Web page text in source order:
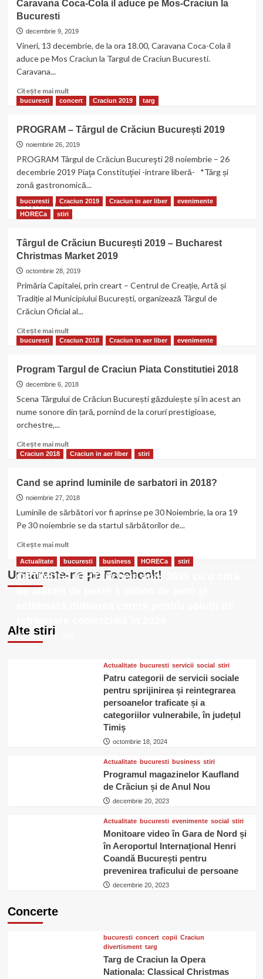
decembrie
Caravana
Cola
se
intoarce
Caravana Coca-Cola il aduce pe Mos-Craciun la
Bucuresti
decembrie 9, 2019
Vineri, 13 decembrie, de la ora 18.00, Caravana Coca-Cola il
aduce pe Mos Craciun la Targul de Craciun Bucuresti.
Caravana...
Citește mai multCitește
mai
Caravana
Coca-
Cola
aduce
pe
Mos-
Craciun
bucuresti concert Craciun 2019 targ
PROGRAM – Târgul de Crăciun București 2019
noiembrie 26, 2019
PROGRAM Târgul de Crăciun Bucureşti 28 noiembrie – 26
decembrie 2019 Piaţa Constituţiei -intrare liberă- *Târg și
zonă gastronomică...
Citește mai multCitește
mai
PROGRAM
–
Târgul
Crăciun
București
2019
bucuresti Craciun 2019 Craciun in aer liber
evenimente
HORECa
stiri
Târgul de Crăciun București 2019 – Bucharest
Christmas Market 2019
octombrie 28, 2019
Primăria Capitalei, prin creart – Centrul de Creație, Artă și
Tradiție al Municipiului București, organizează Târgul de
Crăciun Oficial al...
Citește mai multCitește
mai
Târgul
de
Crăciun
2019
Christmas
bucuresti Craciun 2018 Craciun in aer liber evenimente
Program Targul de Craciun Piata Constitutiei 2018
decembrie 6, 2018
Scena Târgului de Crăciun București găzduiește și în acest an
nume sonore din țară, pornind de la coruri prestigioase,
orchestre,...
Citește mai multCitește
mai
Program
Targul
de
Piata
Constitutiei
Craciun 2018 Craciun in aer liber stiri
Cand se aprind luminile de sarbatori in 2018?
noiembrie 27, 2018
Luminile de sărbători vor fi aprinse pe 30 Noiembrie, la ora 19
Pe 30 noiembrie se da startul sărbătorilor de...
Citește mai multCitește
multe
despre
Urmareste-ne pe Facebook!
Alte stiri
Actualitate bucuresti business HORECa stiri
OPTIMUS LIGHT încheie anul 2025 cu o cifră
de afaceri de peste 1 milion de euro și
ianuarie 23, 2026
Actualitate bucuresti servicii social stiri
Patru categorii de servicii sociale
pentru sprijinirea și reintegrarea
persoanelor traficate și a
categoriilor vulnerabile, în județul
Timiș
octombrie 18, 2024
Actualitate bucuresti business stiri
Programul magazinelor Kaufland
de Crăciun și de Anul Nou
decembrie 20, 2023
Actualitate bucuresti evenimente social stiri
Monitoare video în Gara de Nord și
în Aeroportul Internațional Henri
Coandă București pentru
prevenirea traficului de persoane
decembrie 20, 2023
Concerte
bucuresti concert copii Craciun
divertisment targ
Targ de Craciun la Opera
Nationala: Classical Christmas